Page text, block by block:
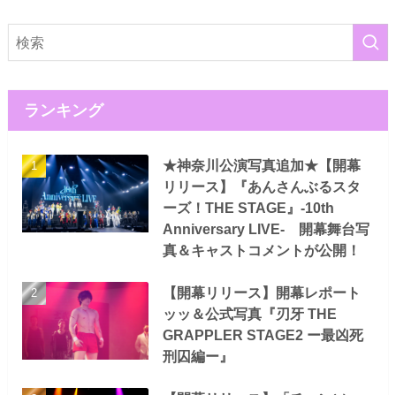
ランキング
★神奈川公演写真追加★【開幕
リリース】『あんさんぶるスタ
ーズ！THE STAGE』-10th
Anniversary LIVE- 開幕舞台写
真＆キャストコメントが公開！
【開幕リリース】開幕レポート
ッッ＆公式写真『刃牙 THE
GRAPPLER STAGE2 ー最凶死
刑囚編ー』